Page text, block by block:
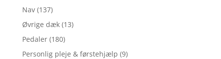
Nav (137)
Øvrige dæk (13)
Pedaler (180)
Personlig pleje & førstehjælp (9)